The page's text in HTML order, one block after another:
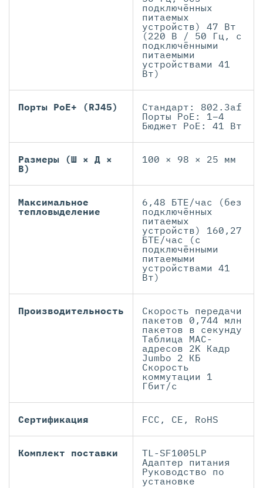
подключённых
питаемых
устройств) 47 Вт
(220 В / 50 Гц, с
подключёнными
питаемыми
устройствами 41
Вт)
Порты PoE+ (RJ45)
Стандарт: 802.3af
Порты PoE: 1–4
Бюджет PoE: 41 Вт
Размеры (Ш × Д ×
В)
100 × 98 × 25 мм
Максимальное
тепловыделение
6,48 БТЕ/час (без
подключённых
питаемых
устройств) 160,27
БТЕ/час (с
подключёнными
питаемыми
устройствами 41
Вт)
Производительность
Скорость передачи
пакетов 0,744 млн
пакетов в секунду
Таблица MAC-
адресов 2K Кадр
Jumbo 2 КБ
Скорость
коммутации 1
Гбит/с
Сертификация FCC, CE, RoHS
Комплект поставки
TL-SF1005LP
Адаптер питания
Руководство по
установке